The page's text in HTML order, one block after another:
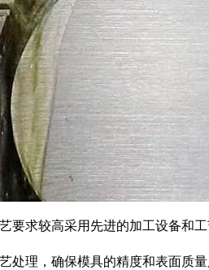
要求较高采用先进的加工设备和
处理，确保模具的精度和表面质